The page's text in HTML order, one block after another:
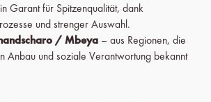
Garant für Spitzenqualität, dank
und strenger Auswahl.
/ Mbeya – aus Regionen, die
Anbau und soziale Verantwortung bekannt